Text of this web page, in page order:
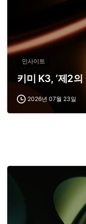
인사이트
키미 K3, ‘제2의
2026년 07월 23일